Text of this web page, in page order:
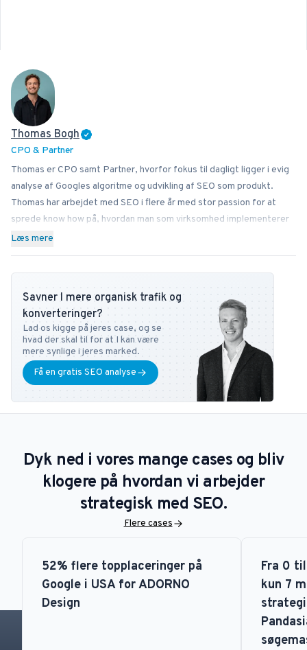
Thomas Bogh
CPO & Partner
Thomas er CPO samt Partner, hvorfor fokus til dagligt ligger i evig
analyse af Googles algoritme og udvikling af SEO som produkt.
Thomas har arbejdet med SEO i flere år med stor passion for at
sprede know how på, hvordan man som virksomhed implementerer
SEO bedst i sin forretning. Ved siden af Bonzer bidrager Thomas
i København. Har du ønsker eller spørgsmål vedr. SEO universet,
kan du altid kontakte ham på
Læs mere
Savner I mere organisk trafik og
konverteringer?
Lad os kigge på jeres case, og se
hvad der skal til for at I kan være
mere synlige i jeres marked.
Få en gratis SEO analyse
Dyk ned i vores mange cases og bliv
klogere på hvordan vi arbejder
strategisk med SEO.
Flere cases
52% flere topplaceringer på
Google i USA for ADORNO
Design
Fra 0
kun 7